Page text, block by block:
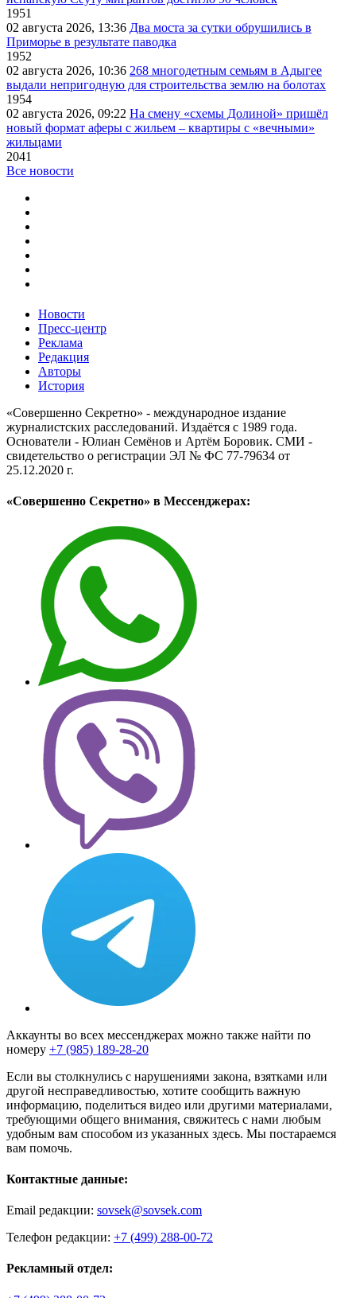
1951
02 августа 2026, 13:36 Два моста за сутки обрушились в
Приморье в результате паводка
1952
02 августа 2026, 10:36 268 многодетным семьям в Адыгее
выдали непригодную для строительства землю на болотах
1954
02 августа 2026, 09:22 На смену «схемы Долиной» пришёл
новый формат аферы с жильем – квартиры с «вечными»
жильцами
2041
Все новости
Новости
Пресс-центр
Реклама
Редакция
Авторы
История
«Совершенно Секретно» - международное издание
журналистских расследований. Издаётся с 1989 года.
Основатели - Юлиан Семёнов и Артём Боровик. CМИ -
свидетельство о регистрации ЭЛ № ФС 77-79634 от
25.12.2020 г.
«Совершенно Секретно» в Мессенджерах:
Аккаунты во всех мессенджерах можно также найти по
номеру +7 (985) 189-28-20
Если вы столкнулись с нарушениями закона, взятками или
другой несправедливостью, хотите сообщить важную
информацию, поделиться видео или другими материалами,
требующими общего внимания, свяжитесь с нами любым
удобным вам способом из указанных здесь. Мы постараемся
вам помочь.
Контактные данные:
Email редакции: sovsek@sovsek.com
Телефон редакции: +7 (499) 288-00-72
Рекламный отдел: